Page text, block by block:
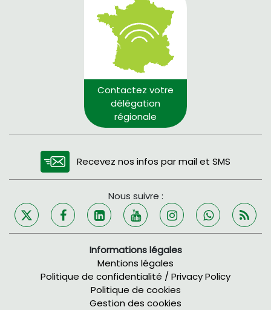
Contactez votre
délégation
régionale
Recevez nos infos par mail et SMS
Nous suivre :
Informations légales
Mentions légales
Politique de confidentialité / Privacy Policy
Politique de cookies
Gestion des cookies